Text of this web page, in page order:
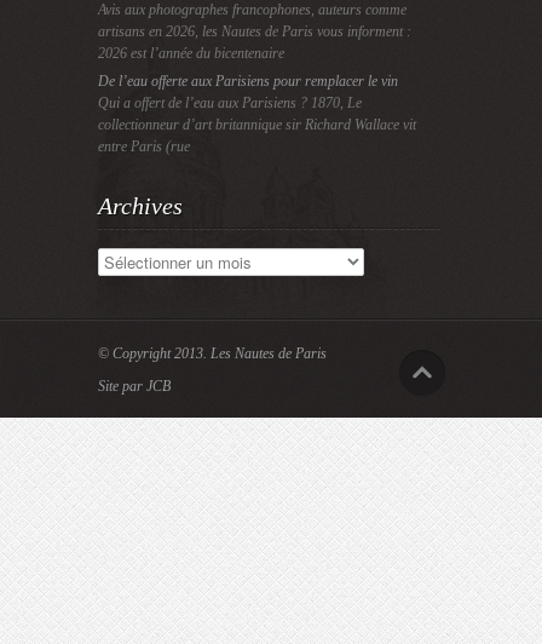
Avis aux photographes francophones, auteurs comme
artisans en 2026, les Nautes de Paris vous informent :
2026 est l’année du bicentenaire
De l’eau offerte aux Parisiens pour remplacer le vin
Qui a offert de l’eau aux Parisiens ? 1870, Le
collectionneur d’art britannique sir Richard Wallace vit
entre Paris (rue
Archives
Archives
© Copyright 2013. Les Nautes de Paris
Site par JCB